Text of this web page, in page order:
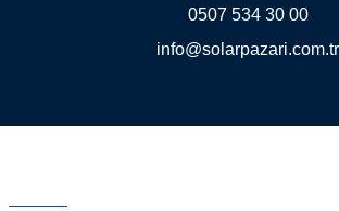
0507 534 30 00
info@solarpazari.com.tr